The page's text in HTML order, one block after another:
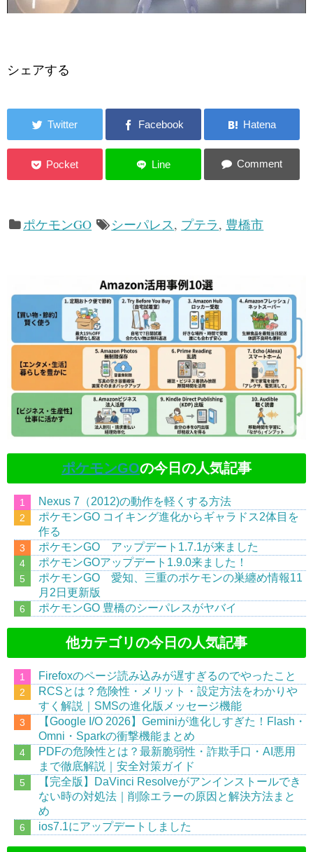
シェアする
ポケモンGO シーパレス, プテラ, 豊橋市
ポケモンGOの今日の人気記事
Nexus 7（2012)の動作を軽くする方法
ポケモンGO コイキング進化からギャラドス2体目を
作る
ポケモンGO アップデート1.7.1が来ました
ポケモンGOアップデート1.9.0来ました！
ポケモンGO 愛知、三重のポケモンの巣纏め情報11
月2日更新版
ポケモンGO 豊橋のシーパレスがヤバイ
他カテゴリの今日の人気記事
Firefoxのページ読み込みが遅すぎるのでやったこと
RCSとは？危険性・メリット・設定方法をわかりや
すく解説｜SMSの進化版メッセージ機能
【Google I/O 2026】Geminiが進化しすぎた！Flash・
Omni・Sparkの衝撃機能まとめ
PDFの危険性とは？最新脆弱性・詐欺手口・AI悪用
まで徹底解説｜安全対策ガイド
【完全版】DaVinci Resolveがアンインストールでき
ない時の対処法｜削除エラーの原因と解決方法まと
め
ios7.1にアップデートしました